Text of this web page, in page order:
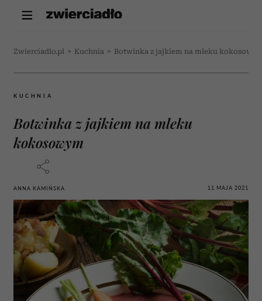
Zwierciadlo.pl > Kuchnia > Botwinka z jajkiem na mleku
KUCHNIA
Botwinka z jajkiem na mleku
kokosowym
ANNA KAMIŃSKA 11 MAJA 2021